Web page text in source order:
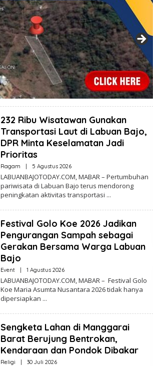
232 Ribu Wisatawan Gunakan
Transportasi Laut di Labuan Bajo,
DPR Minta Keselamatan Jadi
Prioritas
Ragam 5 Agustus 2026Oleh
LABUANBAJOTODAY.COM, MABAR – Pertumbuhan
pariwisata di Labuan Bajo terus mendorong
peningkatan aktivitas transportasi
Festival Golo Koe 2026 Jadikan
Pengurangan Sampah sebagai
Gerakan Bersama Warga Labuan
Bajo
Event 1 Agustus 2026Oleh
LABUANBAJOTODAY.COM, MABAR – Festival Golo
Koe Maria Asumta Nusantara 2026 tidak hanya
dipersiapkan
Sengketa Lahan di Manggarai
Barat Berujung Bentrokan,
Kendaraan dan Pondok Dibakar
Religi 30 Juli 2026Oleh